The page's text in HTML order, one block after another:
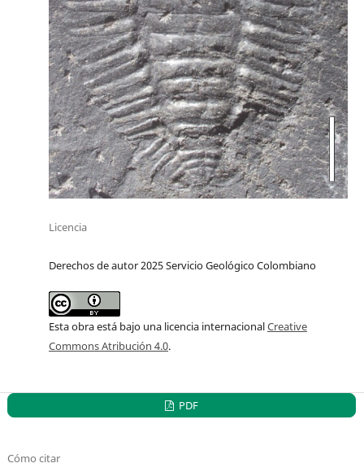
Licencia
Derechos de autor 2025 Servicio Geológico Colombiano
Esta obra está bajo una licencia internacionalCreative
Commons Atribución 4.0.
PDF
Cómo citar